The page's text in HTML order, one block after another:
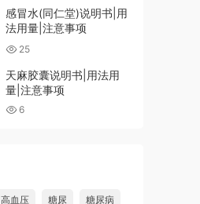
感冒水(同仁堂)说明书|用
法用量|注意事项
25
天麻胶囊说明书|用法用
量|注意事项
6
高血压 糖尿 糖尿病